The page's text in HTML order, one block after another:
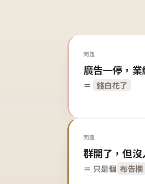
問題
廣告一停，業
＝ 錢白花了
問題
群開了，但沒
＝ 只是個 布告欄